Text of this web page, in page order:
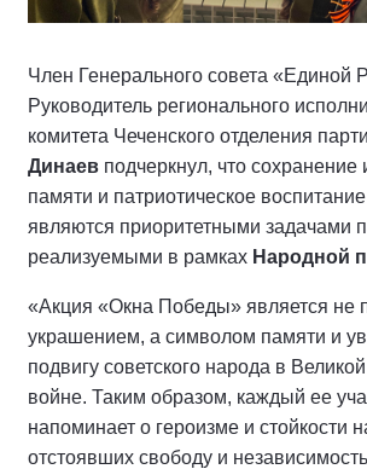
Член Генерального совета «Единой
Руководитель регионального
комитета Чеченского отделения
Динаев подчеркнул, что сохранение
памяти и патриотическое
являются приоритетными задачами
реализуемыми в рамках Народной
«Акция «Окна Победы» является не
украшением, а символом памяти и
подвигу советского народа в
войне. Таким образом, каждый ее
напоминает о героизме и стойкости
отстоявших свободу и